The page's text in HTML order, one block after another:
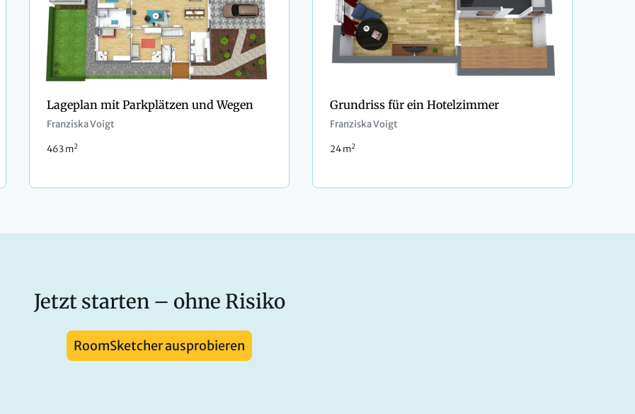
Lageplan mit Parkplätzen und Wegen
Franziska Voigt
463 m2
Grundriss für ein Hotelzimmer
Franziska Voigt
24 m2
Jetzt starten – ohne Risiko
RoomSketcher ausprobieren